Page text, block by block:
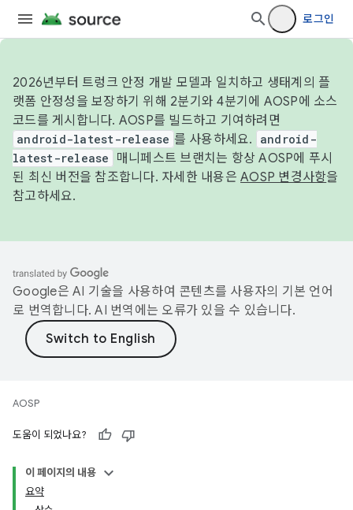
로그인
2026년부터 트렁크 안정 개발 모델과 일치하고 생태계의 플
랫폼 안정성을 보장하기 위해 2분기와 4분기에 AOSP에 소스
코드를 게시합니다. AOSP를 빌드하고 기여하려면
android-latest-release 를 사용하세요.
android-
latest-release
매니페스트 브랜치는 항상 AOSP에 푸시
된 최신 버전을 참조합니다. 자세한 내용은 AOSP 변경사항을
참고하세요.
Google은 AI 기술을 사용하여 콘텐츠를 사용자의 기본 언어
로 번역합니다. AI 번역에는 오류가 있을 수 있습니다.
AOSP
도움이 되었나요?
이 페이지의 내용
요약